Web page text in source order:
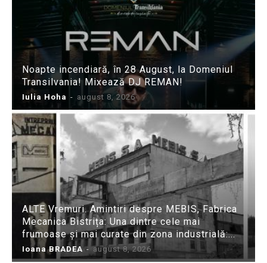
Noapte incendiară, în 28 August, la Domeniul
Transilvania! Mixează DJ REMAN!
Iulia Hoha - august 8, 2026
ALTE Vremuri. Amintiri despre MEBIS, Fabrica
Mecanica Bistrița: Una dintre cele mai
frumoase și mai curate din zona industrială:...
Ioana BRADEA - august 8, 2026